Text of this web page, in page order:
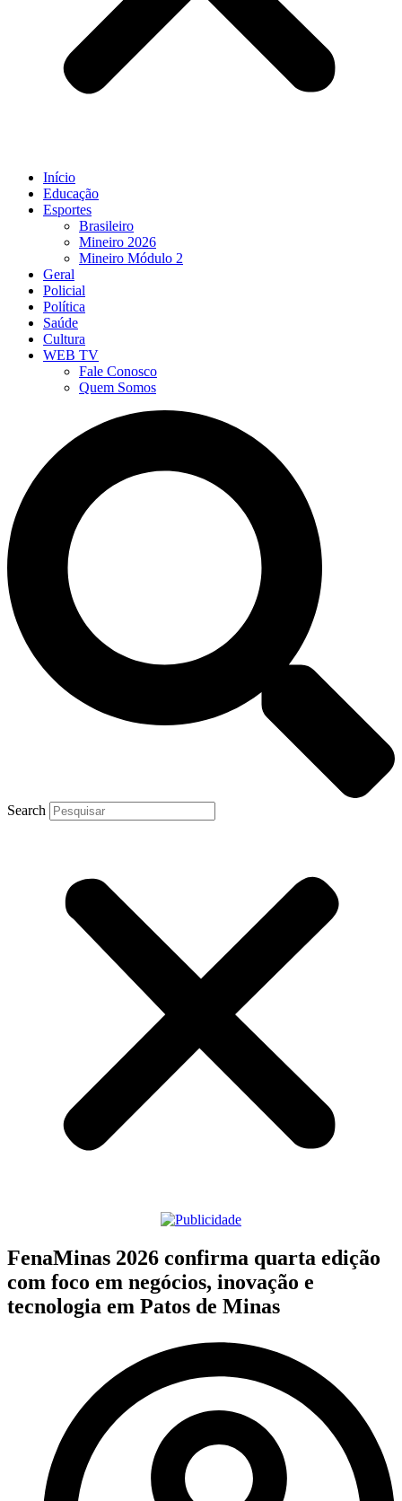
Início
Educação
Esportes
Brasileiro
Mineiro 2026
Mineiro Módulo 2
Geral
Policial
Política
Saúde
Cultura
WEB TV
Fale Conosco
Quem Somos
Search
FenaMinas 2026 confirma quarta edição
com foco em negócios, inovação e
tecnologia em Patos de Minas